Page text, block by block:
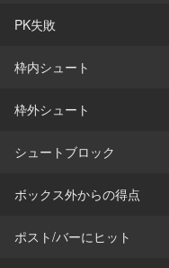
PK失敗
枠内シュート
枠外シュート
シュートブロック
ボックス外からの得点
ポスト/バーにヒット